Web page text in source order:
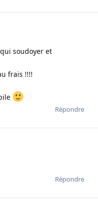
soudoyer et
frais !!!!
Répondre
Répondre